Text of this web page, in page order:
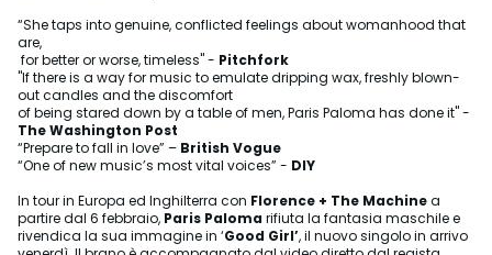
“She taps into genuine, conflicted feelings about womanhood that
are,
for better or worse, timeless" - Pitchfork
"If there is a way for music to emulate dripping wax, freshly blown-
out candles and the discomfort
of being stared down by a table of men, Paris Paloma has done it" -
The Washington Post
“Prepare to fall in love” – British Vogue
“One of new music’s most vital voices” - DIY
In tour in Europa ed Inghilterra con Florence + The Machinea
partire dal 6 febbraio, Paris Paloma rifiuta la fantasia maschile e
rivendica la sua immagine in ‘Good Girl’, il nuovo singolo in arrivo